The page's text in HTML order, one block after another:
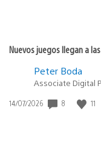
Nuevos juegos llegan a
Peter Boda
Associate Digital
Fecha
14/07/2026 8 11